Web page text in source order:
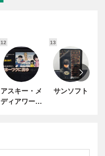
12
アスキー・メ
ディアワーク
13
サンソフト